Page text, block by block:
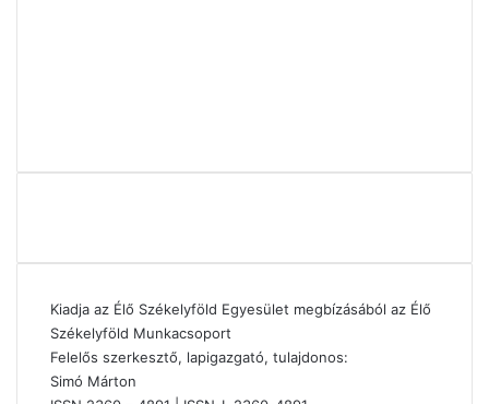
Kiadja az Élő Székelyföld Egyesület megbízásából az Élő
Székelyföld Munkacsoport
Felelős szerkesztő, lapigazgató, tulajdonos:
Simó Márton